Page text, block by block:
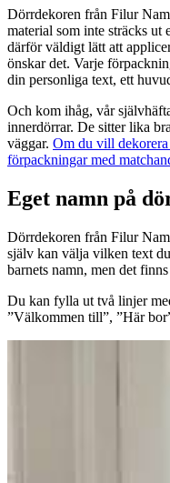
Dörrdekoren från Filur
material som inte sträcks ut
därför väldigt lätt att
önskar det. Varje
din personliga text, ett
Och kom ihåg, vår
innerdörrar. De sitter lika
väggar. Om du vill
förpackningar med
Eget namn på
Dörrdekoren från Filur
själv kan välja vilken text
barnets namn, men det
Du kan fylla ut två linjer
”Välkommen till”, ”Här